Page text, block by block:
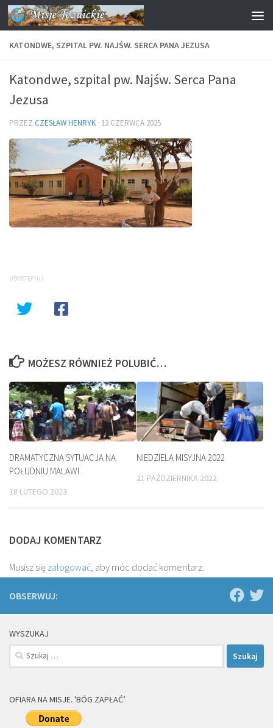
Przejdź do treści
KATONDWE, SZPITAL PW. NAJŚW. SERCA PANA JEZUSA
Katondwe, szpital pw. Najśw. Serca Pana
Jezusa
PRZEZ CZESŁAW HENRYK · 12 CZERWCA 2025
UDOSTĘPNIJ
MOŻESZ RÓWNIEŻ POLUBIĆ…
DRAMATYCZNA SYTUACJA NA
POŁUDNIU MALAWI
18 LUTEGO 2023
NIEDZIELA MISYJNA 2022
21 PAŹDZIERNIKA 2022
DODAJ KOMENTARZ
Musisz się zalogować, aby móc dodać komentarz.
OBSERWUJ:
WYSZUKAJ
Szukaj:
OFIARA NA MISJE. 'BÓG ZAPŁAĆ’